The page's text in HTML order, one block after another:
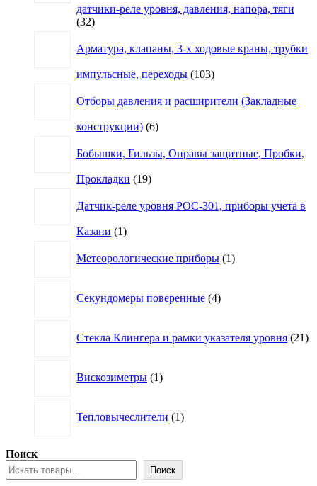
датчики-реле уровня, давления, напора, тяги
3232
Арматура, клапаны, 3-х ходовые краны, трубки
импульсные, переходы 103103
Отборы давления и расширители (Закладные
конструкции) 66
Бобышки, Гильзы, Оправы защитные, Пробки,
Прокладки 1919
Датчик-реле уровня РОС-301, приборы учета в
Казани 11
Метеорологические приборы 1товар
Секундомеры поверенные 4товара
Стекла Клингера и рамки указателя уровня 21
Вискозиметры 1товар
Тепловычеслители 1товар
Поиск
Поиск